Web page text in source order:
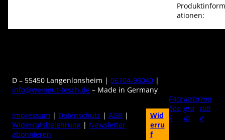
Produktinform
ationen:
D – 55450 Langenlonsheim | 06704-93040 |
info@weingut-tesch.de – Made in Germany
Impressum | Datenschutz | AGB |
Widerrufsbelehrung | Newsletter
abonnieren
Wid
erru
f
Face
boo
k
Insta
gra
m
You
tub
e